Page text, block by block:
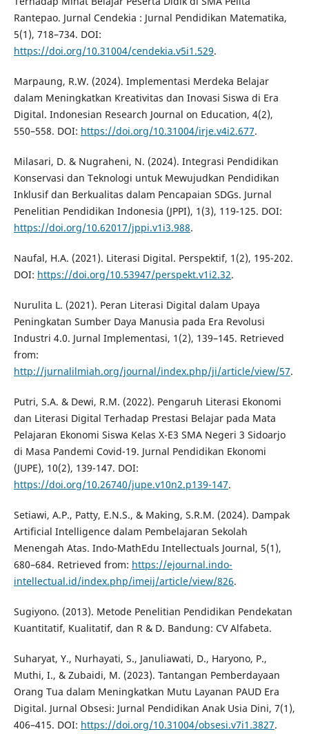
Rantepao. Jurnal Cendekia : Jurnal Pendidikan Matematika,
5(1), 718–734. DOI:
https://doi.org/10.31004/cendekia.v5i1.529.
Marpaung, R.W. (2024). Implementasi Merdeka Belajar
dalam Meningkatkan Kreativitas dan Inovasi Siswa di Era
Digital. Indonesian Research Journal on Education, 4(2),
550–558. DOI: https://doi.org/10.31004/irje.v4i2.677.
Milasari, D. & Nugraheni, N. (2024). Integrasi Pendidikan
Konservasi dan Teknologi untuk Mewujudkan Pendidikan
Inklusif dan Berkualitas dalam Pencapaian SDGs. Jurnal
Penelitian Pendidikan Indonesia (JPPI), 1(3), 119-125. DOI:
https://doi.org/10.62017/jppi.v1i3.988.
Naufal, H.A. (2021). Literasi Digital. Perspektif, 1(2), 195-202.
DOI: https://doi.org/10.53947/perspekt.v1i2.32.
Nurulita L. (2021). Peran Literasi Digital dalam Upaya
Peningkatan Sumber Daya Manusia pada Era Revolusi
Industri 4.0. Jurnal Implementasi, 1(2), 139–145. Retrieved
from:
http://jurnalilmiah.org/journal/index.php/ji/article/view/57.
Putri, S.A. & Dewi, R.M. (2022). Pengaruh Literasi Ekonomi
dan Literasi Digital Terhadap Prestasi Belajar pada Mata
Pelajaran Ekonomi Siswa Kelas X-E3 SMA Negeri 3 Sidoarjo
di Masa Pandemi Covid-19. Jurnal Pendidikan Ekonomi
(JUPE), 10(2), 139-147. DOI:
https://doi.org/10.26740/jupe.v10n2.p139-147.
Setiawi, A.P., Patty, E.N.S., & Making, S.R.M. (2024). Dampak
Artificial Intelligence dalam Pembelajaran Sekolah
Menengah Atas. Indo-MathEdu Intellectuals Journal, 5(1),
680–684. Retrieved from: https://ejournal.indo-
intellectual.id/index.php/imeij/article/view/826.
Sugiyono. (2013). Metode Penelitian Pendidikan Pendekatan
Kuantitatif, Kualitatif, dan R & D. Bandung: CV Alfabeta.
Suharyat, Y., Nurhayati, S., Januliawati, D., Haryono, P.,
Muthi, I., & Zubaidi, M. (2023). Tantangan Pemberdayaan
Orang Tua dalam Meningkatkan Mutu Layanan PAUD Era
Digital. Jurnal Obsesi: Jurnal Pendidikan Anak Usia Dini, 7(1),
406–415. DOI: https://doi.org/10.31004/obsesi.v7i1.3827.